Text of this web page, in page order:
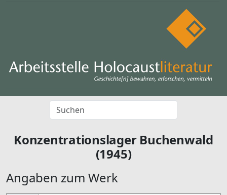
Konzentrationslager Buchenwald
(1945)
Angaben zum Werk